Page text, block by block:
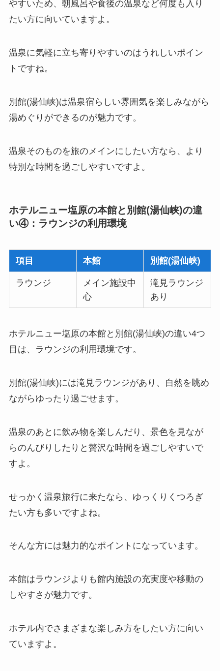
やすいため、朝風呂や食後の温泉など何度も入り
たい方に向いていますよ。
温泉に気軽に立ち寄りやすいのはうれしいポイン
トですね。
別館(湯仙峡)は温泉宿らしい雰囲気を楽しみながら
湯めぐりができるのが魅力です。
温泉そのものを旅のメインにしたい方なら、より
特別な時間を過ごしやすいですよ。
ホテルニュー塩原の本館と別館(湯仙峡)の違
い④：ラウンジの利用環境
項目 本館 別館(湯仙峡)
ラウンジ
メイン施設中
心
滝見ラウンジ
あり
ホテルニュー塩原の本館と別館(湯仙峡)の違い4つ
目は、ラウンジの利用環境です。
別館(湯仙峡)には滝見ラウンジがあり、自然を眺め
ながらゆったり過ごせます。
温泉のあとに飲み物を楽しんだり、景色を見なが
らのんびりしたりと贅沢な時間を過ごしやすいで
すよ。
せっかく温泉旅行に来たなら、ゆっくりくつろぎ
たい方も多いですよね。
そんな方には魅力的なポイントになっています。
本館はラウンジよりも館内施設の充実度や移動の
しやすさが魅力です。
ホテル内でさまざまな楽しみ方をしたい方に向い
ていますよ。